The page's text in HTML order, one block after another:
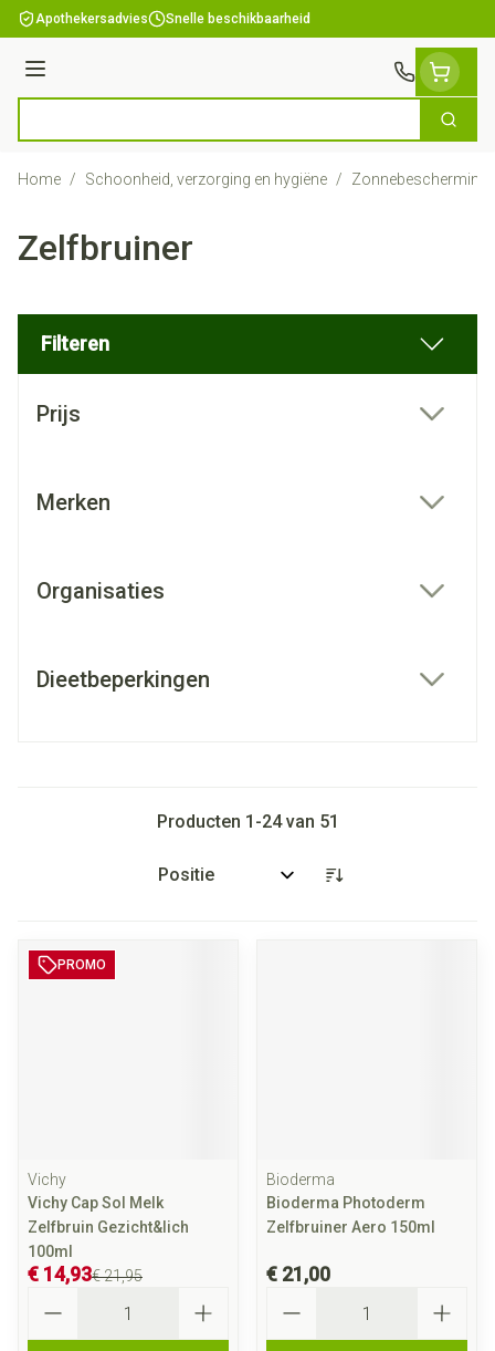
Ga naar de inhoud
Apothekersadvies Snelle beschikbaarheid
Menu
Zoek
Home / Schoonheid, verzorging en hygiëne / Zonnebescherming
Zelfbruiner
Filteren
Prijs
Merken
Organisaties
Dieetbeperkingen
Producten 1 -24van 51
Sorteer op:
PROMO
Vichy
Vichy Cap Sol Melk
Zelfbruin Gezicht&lich
100ml
€ 21,95
€ 14,93
Bioderma
Bioderma Photoderm
Zelfbruiner Aero 150ml
€ 21,00